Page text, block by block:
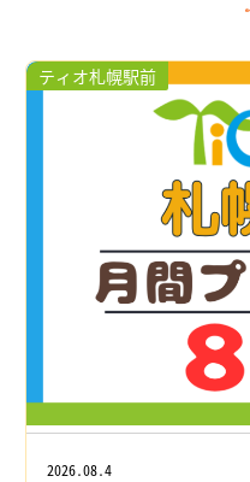
ティオ札幌駅前
2026.08.4